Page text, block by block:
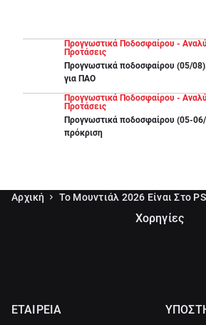
Προγνωστικά Ποδοσφαίρου -
Προτάσεις
Προγνωστικά ποδοσφαίρου (05/
για ΠΑΟ
Προγνωστικά Ποδοσφαίρου -
Προτάσεις
Προγνωστικά ποδοσφαίρου (05-
πρόκριση
Αρχική Το Μουντιάλ 2026 Είναι Στο
Χορηγίες
ΕΤΑΙΡΕΙΑ